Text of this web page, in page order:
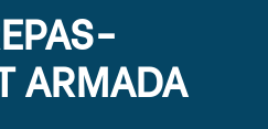
ARMADA